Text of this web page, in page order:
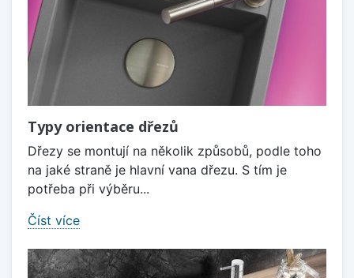
Typy orientace dřezů
Dřezy se montují na několik způsobů, podle toho
na jaké straně je hlavní vana dřezu. S tím je
potřeba při výběru...
Číst více